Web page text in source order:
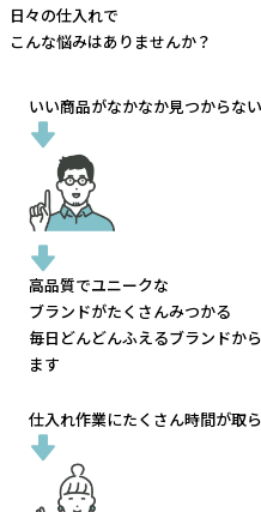
日々の仕入れで
こんな悩みはありませんか？
いい商品がなかなか見つからな
高品質でユニークな
ブランドがたくさんみつかる
毎日どんどんふえるブランドから
ます
仕入れ作業にたくさん時間が取